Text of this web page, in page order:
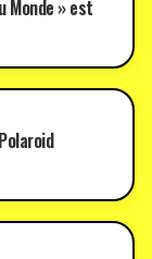
Monde » est